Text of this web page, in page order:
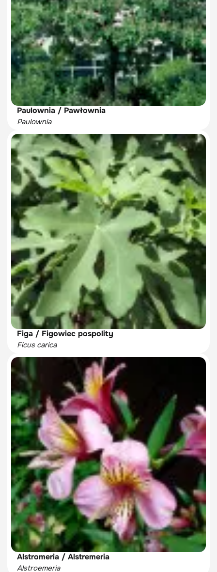
Paulownia / Pawłownia
Paulownia
Figa / Figowiec pospolity
Ficus carica
Alstromeria / Alstremeria
Alstroemeria